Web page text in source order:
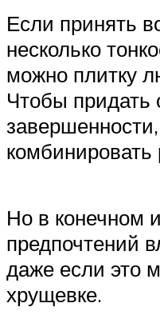
Если принять
несколько
можно плитку
Чтобы придать
Но в конечном
предпочтений
даже если это
хрущевке.